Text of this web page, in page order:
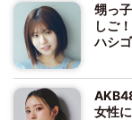
甥っ
しご
ハシ
女性に